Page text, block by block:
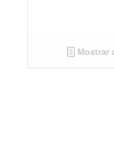
Mostrar